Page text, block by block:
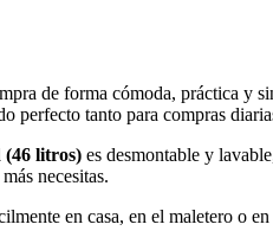
de forma cómoda, práctica y
perfecto tanto para compras
(46 litros) es desmontable y
necesitas.
en casa, en el maletero o